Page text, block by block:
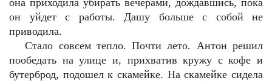
она приходила убирать вечерами, дождавшись, пока
он уйдет с работы. Дашу больше с собой не
приводила.
Стало совсем тепло. Почти лето. Антон решил
пообедать на улице и, прихватив кружу с кофе и
бутерброд, подошел к скамейке. На скамейке сидела